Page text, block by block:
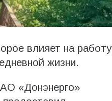
влияет на работу
жизни.
«Донэнерго»